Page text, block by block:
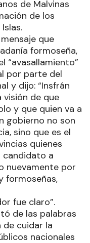
de Malvinas
de los
que
formoseña,
“avasallamiento”
por parte del
y dijo: “Insfrán
de que
y que quien va a
gobierno no son
sino que es el
quienes
candidato a
nuevamente por
formoseñas,
fue claro”.
de las palabras
cuidar la
nacionales